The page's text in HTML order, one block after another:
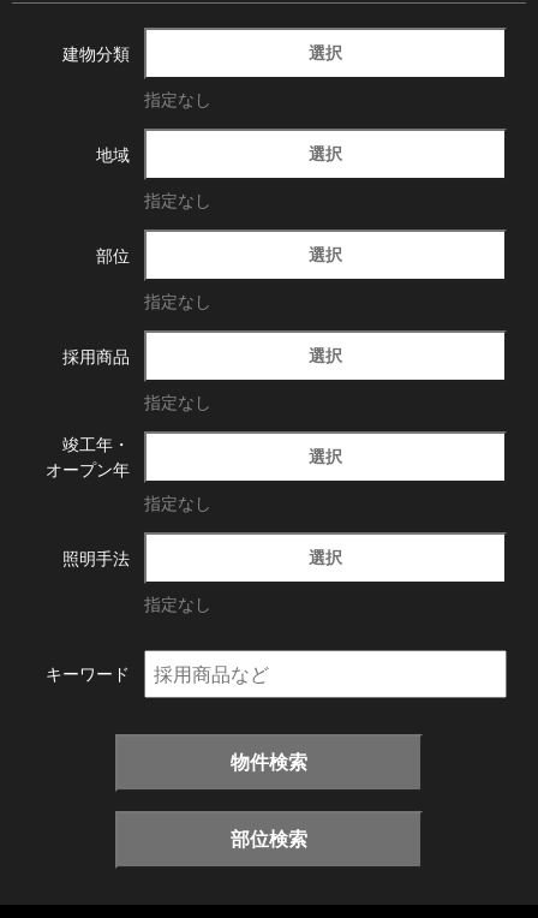
建物分類 選択
指定なし
地域 選択
指定なし
部位 選択
指定なし
採用商品 選択
指定なし
竣工年・
オープン年
選択
指定なし
照明手法 選択
指定なし
キーワード
物件検索
部位検索